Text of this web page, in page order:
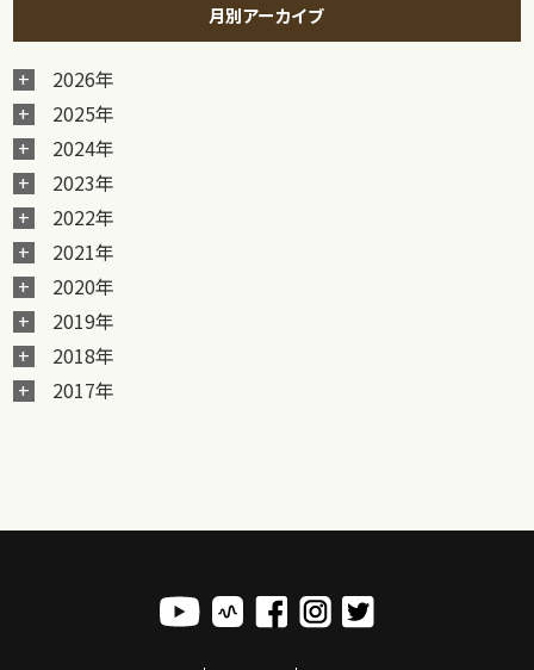
月別アーカイブ
2026年
2025年
2024年
2023年
2022年
2021年
2020年
2019年
2018年
2017年